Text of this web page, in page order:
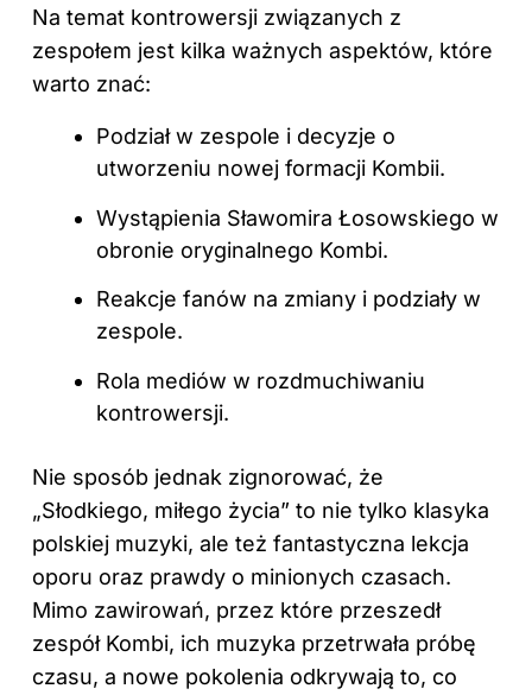
Na temat kontrowersji związanych z
zespołem jest kilka ważnych aspektów, które
warto znać:
Podział w zespole i decyzje o
utworzeniu nowej formacji Kombii.
Wystąpienia Sławomira Łosowskiego w
obronie oryginalnego Kombi.
Reakcje fanów na zmiany i podziały w
zespole.
Rola mediów w rozdmuchiwaniu
kontrowersji.
Nie sposób jednak zignorować, że
„Słodkiego, miłego życia” to nie tylko klasyka
polskiej muzyki, ale też fantastyczna lekcja
oporu oraz prawdy o minionych czasach.
Mimo zawirowań, przez które przeszedł
zespółKombi, ich muzyka przetrwała próbę
czasu, a nowe pokolenia odkrywają to, co